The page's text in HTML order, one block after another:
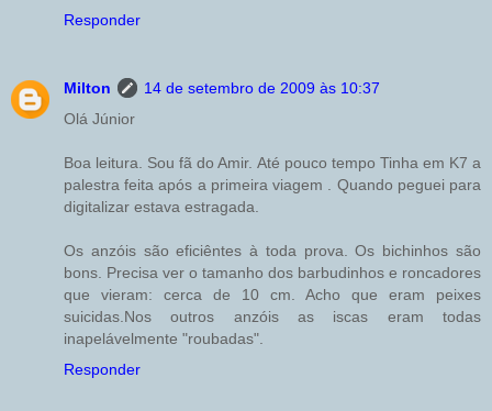
Responder
Milton
14 de setembro de 2009 às 10:37
Olá Júnior
Boa leitura. Sou fã do Amir. Até pouco tempo Tinha em K7 a
palestra feita após a primeira viagem . Quando peguei para
digitalizar estava estragada.
Os anzóis são eficiêntes à toda prova. Os bichinhos são
bons. Precisa ver o tamanho dos barbudinhos e roncadores
que vieram: cerca de 10 cm. Acho que eram peixes
suicidas.Nos outros anzóis as iscas eram todas
inapelávelmente "roubadas".
Responder